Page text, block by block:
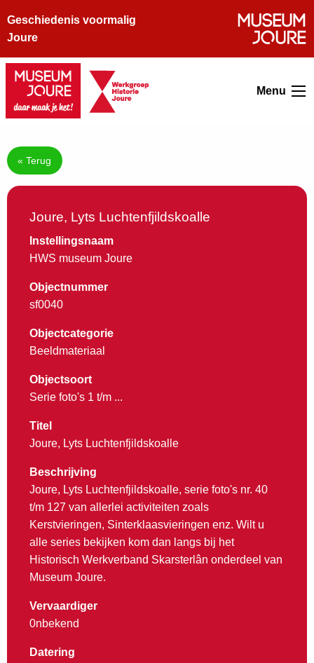
Geschiedenis voormalig
Joure
Menu
« Terug
Joure, Lyts Luchtenfjildskoalle
Instellingsnaam
HWS museum Joure
Objectnummer
sf0040
Objectcategorie
Beeldmateriaal
Objectsoort
Serie foto's 1 t/m ...
Titel
Joure, Lyts Luchtenfjildskoalle
Beschrijving
Joure, Lyts Luchtenfjildskoalle, serie foto's nr. 40
t/m 127 van allerlei activiteiten zoals
Kerstvieringen, Sinterklaasvieringen enz. Wilt u
alle series bekijken kom dan langs bij het
Historisch Werkverband Skarsterlân onderdeel van
Museum Joure.
Vervaardiger
0nbekend
Datering